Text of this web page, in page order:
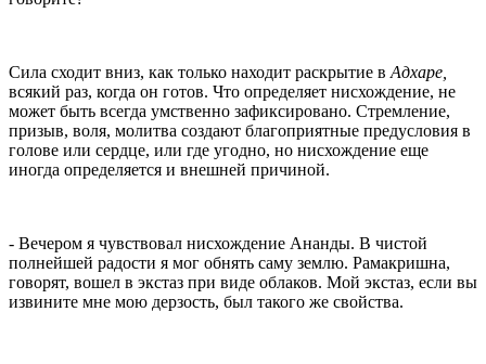
Сила сходит вниз, как только находит раскрытие в Адхаре,
всякий раз, когда он готов. Что определяет нисхождение, не
может быть всегда умственно зафиксировано. Стремление,
призыв, воля, молитва создают благоприятные предусловия в
голове или сердце, или где угод­но, но нисхождение еще
иногда определяется и внешней причиной.
- Вечером я чувствовал нисхождение Ананды. В чистой
полнейшей радости я мог обнять саму землю. Рамакришна,
говорят, вошел в экстаз при виде облаков. Мой экстаз, если вы
извините мне мою дерзость, был тако­го же свойства.